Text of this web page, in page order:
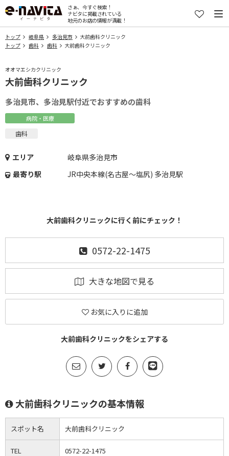
さぁ、今すぐ検索！
ナビタに掲載されている
地元のお店の情報が満載！
トップ 岐阜県 多治見市
大前歯科クリニック
トップ
歯科 歯科 大前歯科クリニック
オオマエシカクリニック
大前歯科クリニック
多治見市、多治見駅付近でおすすめの歯科
病院・医療
歯科
エリア
岐阜県多治見市
最寄り駅
JR中央本線(名古屋～塩尻) 多治見駅
大前歯科クリニックに行く前にチェック！
0572-22-1475
大きな地図で見る
お気に入りに追加
大前歯科クリニックをシェアする
大前歯科クリニックの基本情報
スポット名 大前歯科クリニック
TEL 0572-22-1475